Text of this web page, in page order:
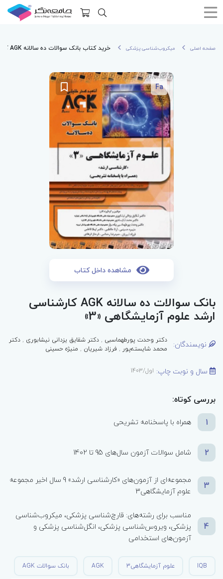
صفحه اصلی میکروب‌شناسی پزشکی خرید کتاب بانک سوالات ده سالانه AGK کارشناسی ارشد علوم آزمایشگاهی‌ «3»
Fa
مشاهده داخل کتاب
بانک سوالات ده سالانه AGK کارشناسی
ارشد علوم آزمایشگاهی‌ «3»
نویسندگان: دکتر وحدت پورطهماسبی ,دکتر شقایق یزدانی نیشابوری ,دکتر
محمد شایسته‌پور ,فرزاد شیریان , منیژه حسینی
سال و نوبت چاپ: اول/1403
بررسی کوتاه:
1
همراه با پاسخنامه تشریحی
2 شامل‌ سوالات آزمون‌ سال‌های 95 تا 1402
3
مجموعه‌ای از آزمون‌های «کارشناسی ارشد» 9 سال اخیر مجموعه
علوم آزمایشگاهی3
4
مناسب برای رشته‌های: قارچ‌شناسی پزشکی، میکروب‌شناسی
پزشکی، ویروس‌شناسی پزشکی، انگل‌شناسی پزشکی و
آزمون‌های استخدامی
IQB علوم آزمایشگاهی3 AGK بانک سوالات AGK